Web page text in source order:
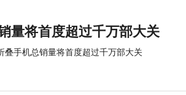
量将首度超过千万部大关
叠手机总销量将首度超过千万部大关